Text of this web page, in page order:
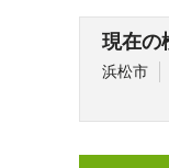
現在の
浜松市